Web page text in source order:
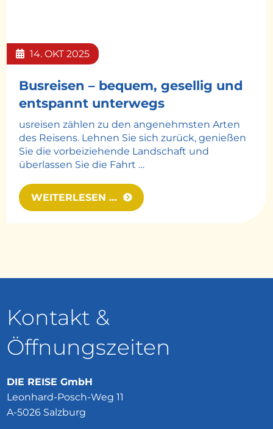
14. OKT 2025
Busreisen – bequem, gesellig und
entspannt unterwegs
usreisen zählen zu den angenehmsten Arten
des Reisens. Lehnen Sie sich zurück, genießen
Sie die vorbeiziehende Landschaft und
überlassen Sie die Fahrt …
WEITERLESEN …
Kontakt &
Öffnungszeiten
DIE REISE GmbH
Leonhard-Posch-Weg 11
A-5026 Salzburg